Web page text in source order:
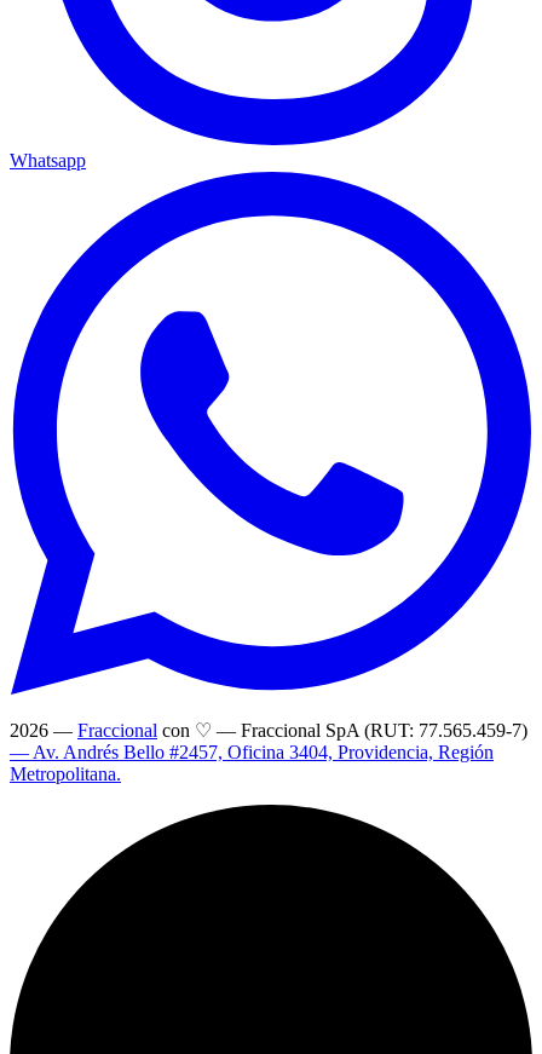
Whatsapp
2026 — Fraccional con ♡ — Fraccional SpA (RUT: 77.565.459-7)
— Av. Andrés Bello #2457, Oficina 3404, Providencia, Región
Metropolitana.